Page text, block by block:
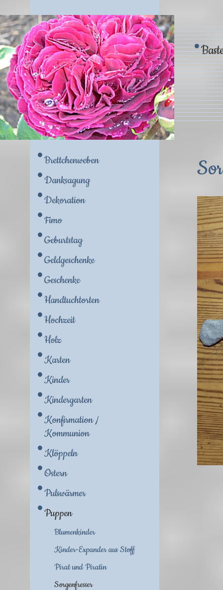
Brettchenweben
Danksagung
Dekoration
Fimo
Geburtstag
Geldgeschenke
Geschenke
Handtuchtorten
Hochzeit
Holz
Karten
Kinder
Kindergarten
Konfirmation /
Kommunion
Klöppeln
Ostern
Pulswärmer
Puppen
Blumenkinder
Kinder-Expander aus Stoff
Pirat und Piratin
Sorgenfresser